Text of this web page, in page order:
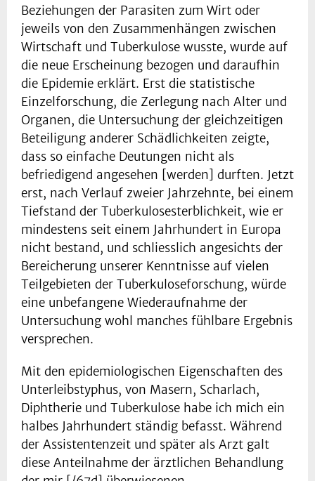
Beziehungen der Parasiten zum Wirt oder
jeweils von den Zusammenhängen zwischen
Wirtschaft und Tuberkulose wusste, wurde auf
die neue Erscheinung bezogen und daraufhin
die Epidemie erklärt. Erst die statistische
Einzelforschung, die Zerlegung nach Alter und
Organen, die Untersuchung der gleichzeitigen
Beteiligung anderer Schädlichkeiten zeigte,
dass so einfache Deutungen nicht als
befriedigend angesehen [werden] durften. Jetzt
erst, nach Verlauf zweier Jahrzehnte, bei einem
Tiefstand der Tuberkulosesterblichkeit, wie er
mindestens seit einem Jahrhundert in Europa
nicht bestand, und schliesslich angesichts der
Bereicherung unserer Kenntnisse auf vielen
Teilgebieten der Tuberkuloseforschung, würde
eine unbefangene Wiederaufnahme der
Untersuchung wohl manches fühlbare Ergebnis
versprechen.
Mit den epidemiologischen Eigenschaften des
Unterleibstyphus, von Masern, Scharlach,
Diphtherie und Tuberkulose habe ich mich ein
halbes Jahrhundert ständig befasst. Während
der Assistentenzeit und später als Arzt galt
diese Anteilnahme der ärztlichen Behandlung